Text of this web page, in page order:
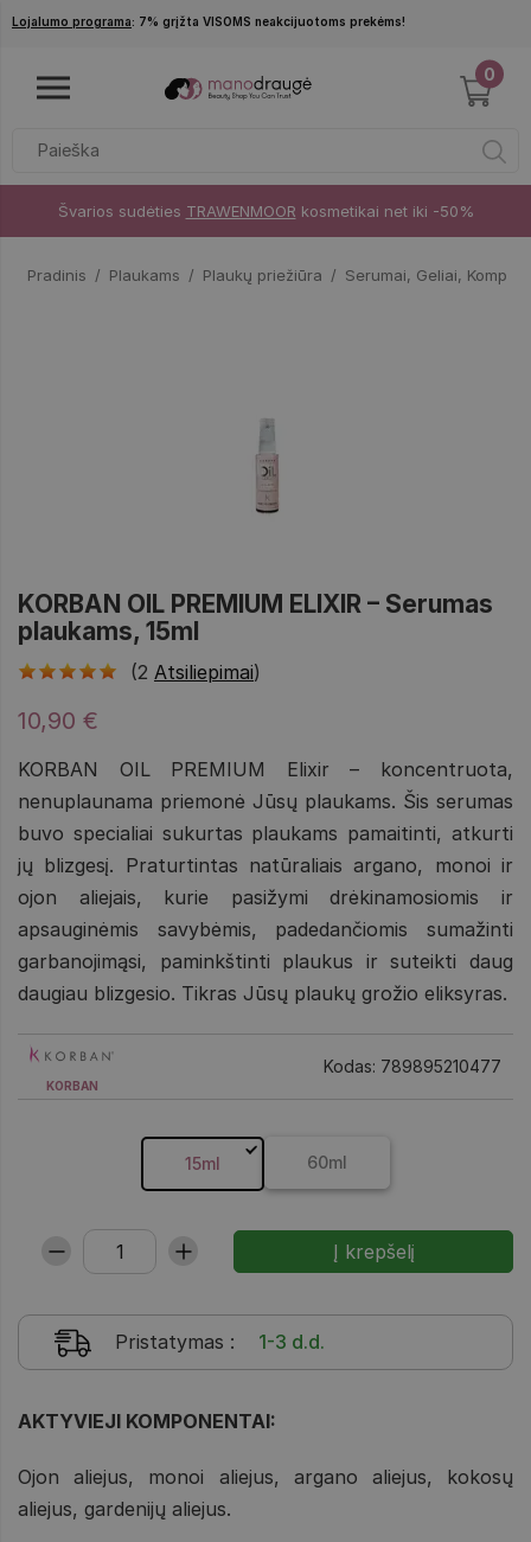
Pereiti į pagrindinį turinį
Lojalumo programa: 7% grįžta VISOMS neakcijuotoms prekėms!
0
Švarios sudėties TRAWENMOOR kosmetikai net iki -50%
Pradinis Plaukams Plaukų priežiūra Serumai, Geliai,
KORBAN OIL PREMIUM ELIXIR – Serumas
plaukams, 15ml
(2 Atsiliepimai)
10,90 €
KORBAN OIL PREMIUM Elixir – koncentruota,
nenuplaunama priemonė Jūsų plaukams. Šis serumas
buvo specialiai sukurtas plaukams pamaitinti, atkurti
jų blizgesį. Praturtintas natūraliais argano, monoi ir
ojon aliejais, kurie pasižymi drėkinamosiomis ir
apsauginėmis savybėmis, padedančiomis sumažinti
garbanojimąsi, paminkštinti plaukus ir suteikti daug
daugiau blizgesio. Tikras Jūsų plaukų grožio eliksyras.
KORBAN
Kodas: 789895210477
15ml 60ml
Pristatymas : 1-3 d.d.
AKTYVIEJI KOMPONENTAI:
Ojon aliejus, monoi aliejus, argano aliejus, kokosų
aliejus, gardenijų aliejus.